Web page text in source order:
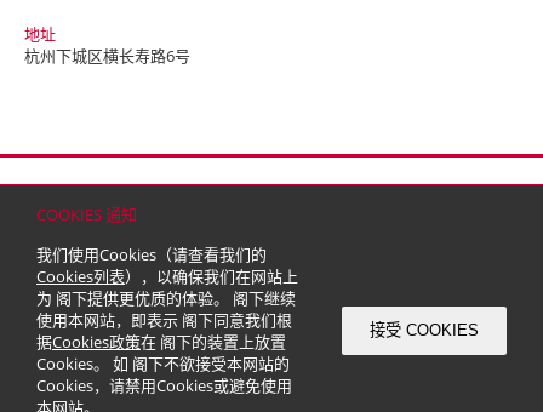
COOKIES 通知
我们使用Cookies（请查看我们的
Cookies列表），以确保我们在网站上
为 阁下提供更优质的体验。 阁下继续
使用本网站，即表示 阁下同意我们根
据Cookies政策在 阁下的装置上放置
Cookies。 如 阁下不欲接受本网站的
Cookies，请禁用Cookies或避免使用
本网站。
接受 COOKIES
地址
杭州下城区横长寿路6号
© 2026 嘉里建设有限公司 (于百慕达注册成立之有限公司)